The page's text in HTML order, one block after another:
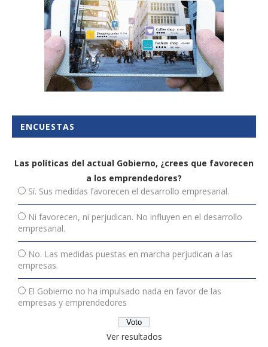
ENCUESTAS
Las políticas del actual Gobierno, ¿crees que favorecen
a los emprendedores?
Sí. Sus medidas favorecen el desarrollo empresarial.
Ni favorecen, ni perjudican. No influyen en el desarrollo
empresarial.
No. Las medidas puestas en marcha perjudican a las
empresas.
El Gobierno no ha impulsado nada en favor de las
empresas y emprendedores
Ver resultados